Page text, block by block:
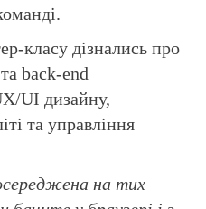
класу дізнались про
back-end
UI дизайну,
та управління
на тих